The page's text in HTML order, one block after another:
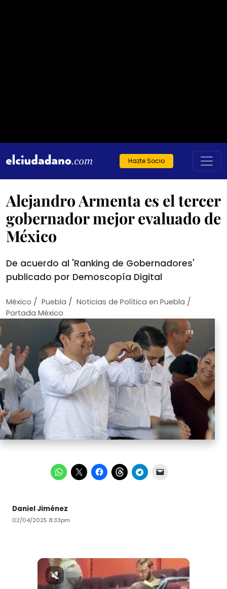
Hazte Socio
Alejandro Armenta es el tercer
gobernador mejor evaluado de
México
De acuerdo al 'Ranking de Gobernadores'
publicado por Demoscopía Digital
México / Puebla / Noticias de Política en Puebla /
Portada México
Daniel Jiménez
02/04/2025 8:33pm